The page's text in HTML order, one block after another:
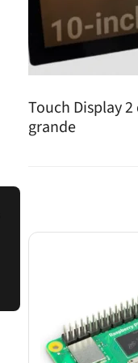
Touch Display
grande